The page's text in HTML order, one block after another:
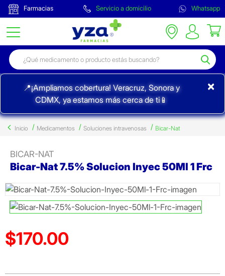
Farmacias Servicio a domicilio Whatsapp
📍¡Ampliamos cobertura! Veracruz, Sonora y
CDMX, ya estamos más cerca de ti📱
×
Inicio Medicamentos Soluciones intravenosas Bicar-Nat
BICAR-NAT
Bicar-Nat 7.5% Solucion Inyec 50Ml 1 Frc
Precio reducido de
$170.00